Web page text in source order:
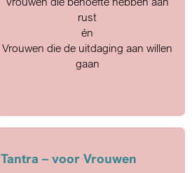
rust
én
Vrouwen die de uitdaging aan willen
gaan
Tantra – voor Vrouwen